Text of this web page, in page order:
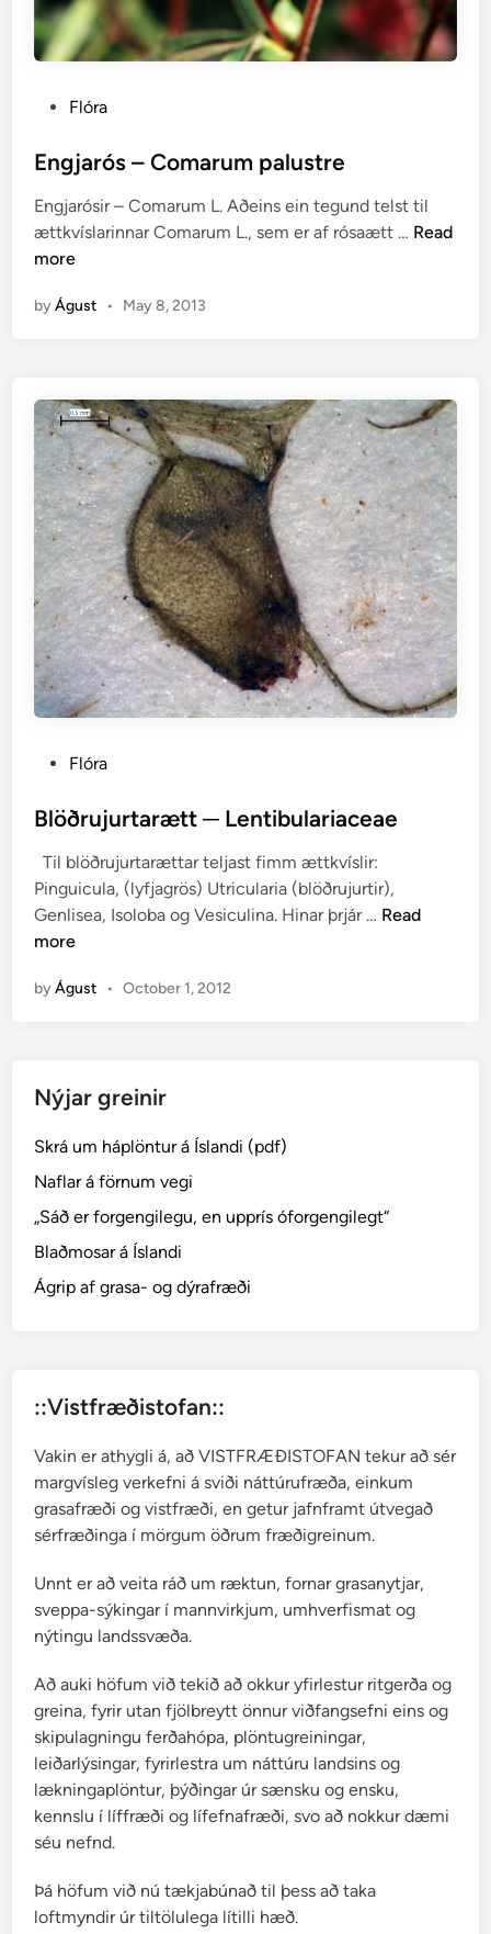
s
e
d
i
Flóra
Engjarós – Comarum palustre
Engjarósir – Comarum L. Aðeins ein tegund telst til
ættkvíslarinnar Comarum L., sem er af rósaætt … E
s
–
C
o
m
a
r
u
m
p
a
l
Read
more
byÁgust • May 8, 2013
s
d
i
n
Flóra
Blöðrujurtarætt ─ Lentibulariaceae
Til blöðrujurtarættar teljast fimm ættkvíslir:
Pinguicula, (lyfjagrös) Utricularia (blöðrujurtir),
Genlisea, Isoloba og Vesiculina. Hinar þrjár … B
æ
b
u
l
e
a
Read
more
byÁgust • October 1, 2012
Nýjar greinir
Skrá um háplöntur á Íslandi (pdf)
Naflar á förnum vegi
„Sáð er forgengilegu, en upprís óforgengilegt“
Blaðmosar á Íslandi
Ágrip af grasa- og dýrafræði
::Vistfræðistofan::
Vakin er athygli á, að VISTFRÆÐISTOFAN tekur að sér
margvísleg verkefni á sviði náttúrufræða, einkum
grasafræði og vistfræði, en getur jafnframt útvegað
sérfræðinga í mörgum öðrum fræðigreinum.
Unnt er að veita ráð um ræktun, fornar grasanytjar,
sveppa-sýkingar í mannvirkjum, umhverfismat og
nýtingu landssvæða.
Að auki höfum við tekið að okkur yfirlestur ritgerða og
greina, fyrir utan fjölbreytt önnur viðfangsefni eins og
skipulagningu ferðahópa, plöntugreiningar,
leiðarlýsingar, fyrirlestra um náttúru landsins og
lækningaplöntur, þýðingar úr sænsku og ensku,
kennslu í líffræði og lífefnafræði, svo að nokkur dæmi
séu nefnd.
Þá höfum við nú tækjabúnað til þess að taka
loftmyndir úr tiltölulega lítilli hæð.